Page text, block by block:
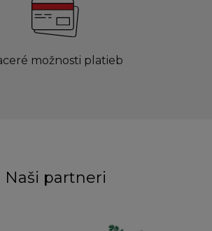
možnosti platieb
Naši partneri